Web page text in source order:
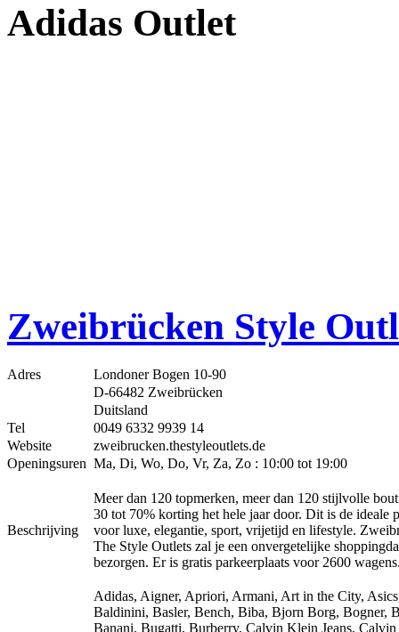
Adidas Outlet
Zweibrücken Style
Adres
Londoner Bogen 10-90
D-66482 Zweibrücken
Duitsland
Tel
0049 6332 9939 14
Website
zweibrucken.thestyleoutlets.de
Openingsuren Ma, Di, Wo, Do, Vr, Za, Zo : 10:00 tot 19:00
Beschrijving
Meer dan 120 topmerken, meer dan 120 stijlvolle
30 tot 70% korting het hele jaar door. Dit is de ideale
voor luxe, elegantie, sport, vrijetijd en lifestyle.
The Style Outlets zal je een onvergetelijke
bezorgen. Er is gratis parkeerplaats voor 2600
Adidas, Aigner, Apriori, Armani, Art in the City,
Baldinini, Basler, Bench, Biba, Bjorn Borg, Bogner,
Banani, Bugatti, Burberry, Calvin Klein Jeans,